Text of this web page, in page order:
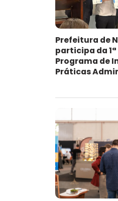
Prefeitura de
participa da
Programa de
Práticas